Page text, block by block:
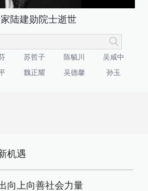
陆建勋院士逝世
苏哲子 陈毓川
吴咸中
魏正耀 吴德馨 孙玉
机遇
向上向善社会力量